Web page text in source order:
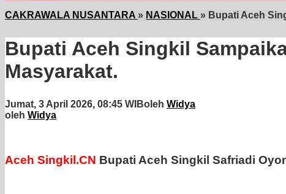
CAKRAWALA NUSANTARA » NASIONAL » Bupati Aceh
Bupati Aceh Singkil
Masyarakat.
Jumat, 3 April 2026, 08:45 WIBoleh Widya
oleh Widya
Aceh Singkil.CN Bupati Aceh Singkil Safriadi